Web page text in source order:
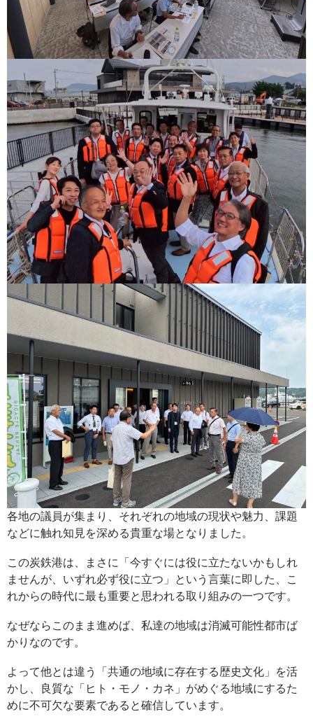
各地の議員が集まり、それぞれの地域の現状や魅力、課題
などに触れ知見を深める貴重な場となりました。
この炭鉄港は、まさに「今すぐには役に立たないかもしれ
ませんが、いずれ必ず役に立つ」という言葉に即した、こ
れからの時代に最も重要と思われる取り組みの一つです。
なぜならこのまま進めば、私達の地域は消滅可能性都市ば
かりなのです。
よって他とは違う「共通の地域に存在する歴史文化」を活
かし、良質な「ヒト・モノ・カネ」がめぐる地域にするた
めに不可欠な要素であると確信しています。